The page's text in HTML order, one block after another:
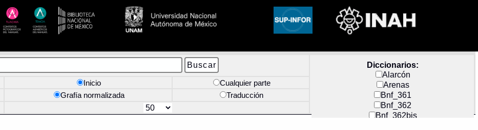
Diccionarios:
Alarcón
Arenas
Bnf_361
Bnf_362
Bnf_362bis
Inicio
Cualquier parte
Grafía normalizada
Traducción